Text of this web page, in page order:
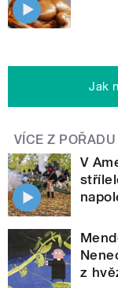
Jak
VÍCE Z POŘADU
V
z